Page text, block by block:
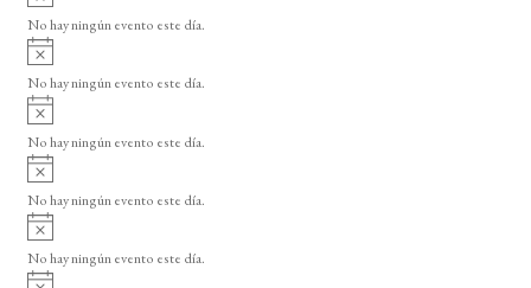
o
v
i
o
No hay ningún evento este día.
A
v
i
o
No hay ningún evento este día.
A
v
i
o
No hay ningún evento este día.
A
v
i
o
No hay ningún evento este día.
A
v
i
No hay ningún evento este día.
A